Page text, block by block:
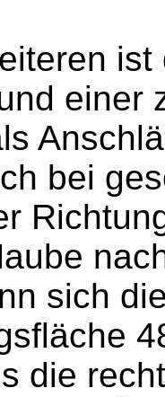
einer
bei
sich
die